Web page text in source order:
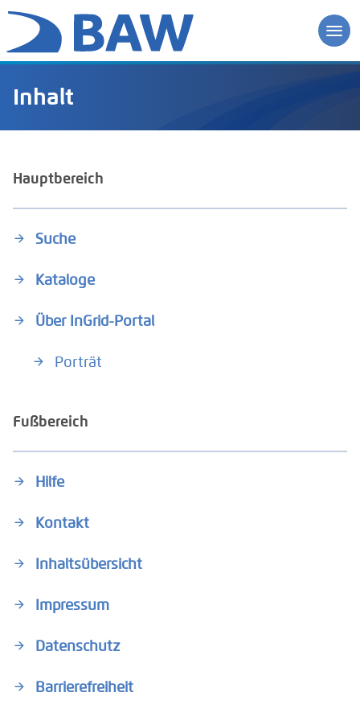
Inhalt
Hauptbereich
Suche
Kataloge
Über InGrid-Portal
Porträt
Fußbereich
Hilfe
Kontakt
Inhaltsübersicht
Impressum
Datenschutz
Barrierefreiheit